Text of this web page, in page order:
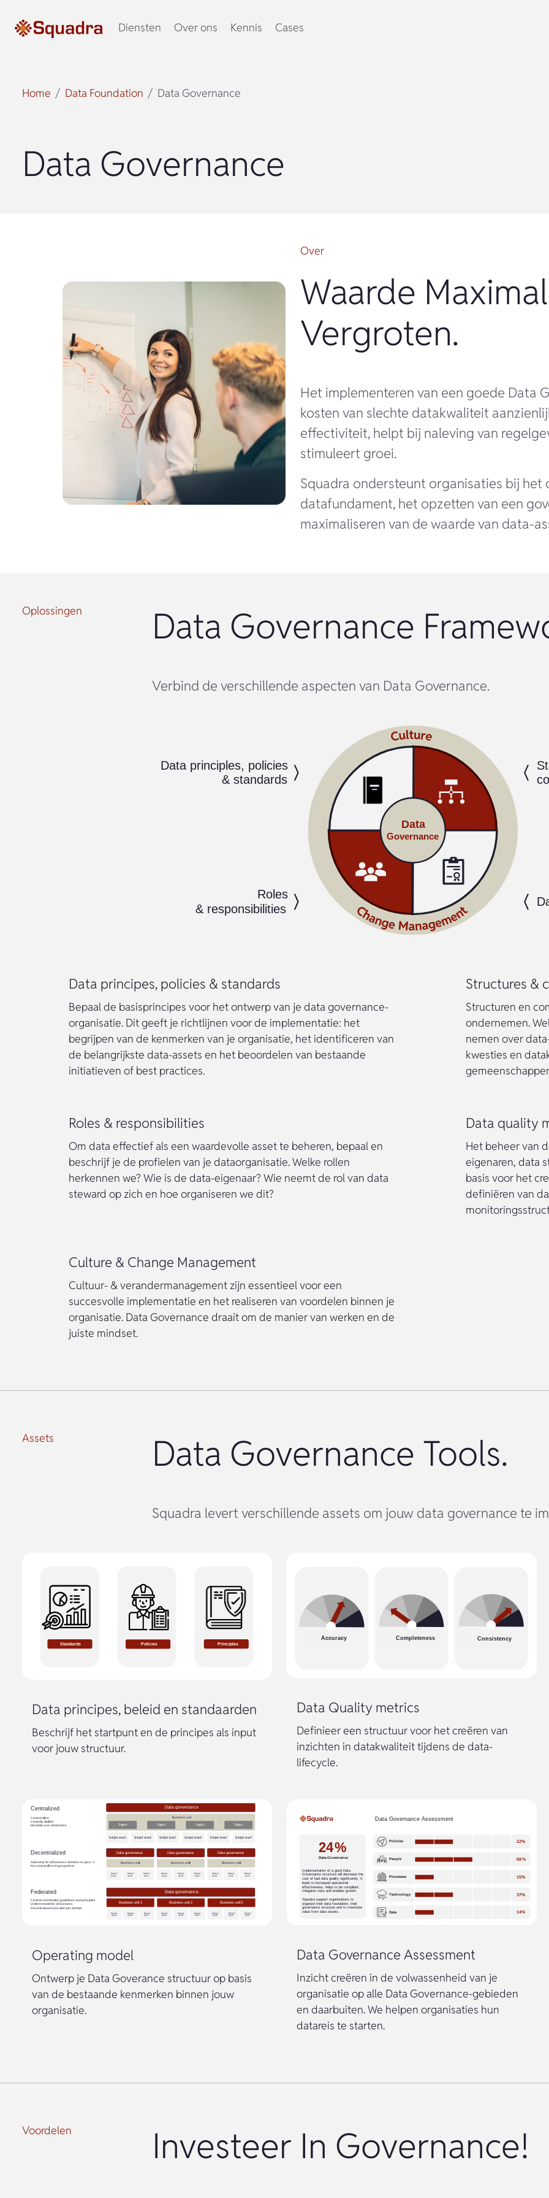
Diensten Over ons Kennis Cases
Home Data Foundation Data Governance
Data Governance
Over
Waarde
Vergroten.
Het implementeren van een goede Data
kosten van slechte datakwaliteit
effectiviteit, helpt bij naleving van
stimuleert groei.
Squadra ondersteunt organisaties bij het
datafundament, het opzetten van een
maximaliseren van de waarde van data-
Oplossingen Data Governance
Verbind de verschillende aspecten van Data Governance.
Data principes, policies & standards
Bepaal de basisprincipes voor het ontwerp van je data governance-
organisatie. Dit geeft je richtlijnen voor de implementatie: het
begrijpen van de kenmerken van je organisatie, het identificeren van
de belangrijkste data-assets en het beoordelen van bestaande
initiatieven of best practices.
Structures &
Structuren en
ondernemen.
nemen over
kwesties en
Roles & responsibilities
Om data effectief als een waardevolle asset te beheren, bepaal en
beschrijf je de profielen van je dataorganisatie. Welke rollen
herkennen we? Wie is de data-eigenaar? Wie neemt de rol van data
steward op zich en hoe organiseren we dit?
Data quality
Het beheer van
eigenaren, data
basis voor het
definiëren van
Culture & Change Management
Cultuur- & verandermanagement zijn essentieel voor een
succesvolle implementatie en het realiseren van voordelen binnen je
organisatie. Data Governance draait om de manier van werken en de
juiste mindset.
Assets Data Governance Tools.
Squadra levert verschillende assets om jouw data governance te
Data principes, beleid en standaarden
Beschrijf het startpunt en de principes als input
voor jouw structuur.
Data Quality metrics
Definieer een structuur voor het creëren van
inzichten in datakwaliteit tijdens de data-
lifecycle.
Operating model
Ontwerp je Data Goverance structuur op basis
van de bestaande kenmerken binnen jouw
organisatie.
Data Governance Assessment
Inzicht creëren in de volwassenheid van je
organisatie op alle Data Governance-gebieden
en daarbuiten. We helpen organisaties hun
datareis te starten.
Voordelen Investeer In Governance!